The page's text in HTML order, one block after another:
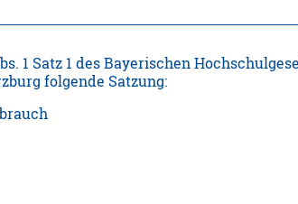
1 Satz 1 des Bayerischen
folgende Satzung: